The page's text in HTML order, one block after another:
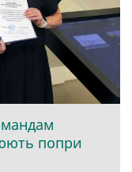
попри